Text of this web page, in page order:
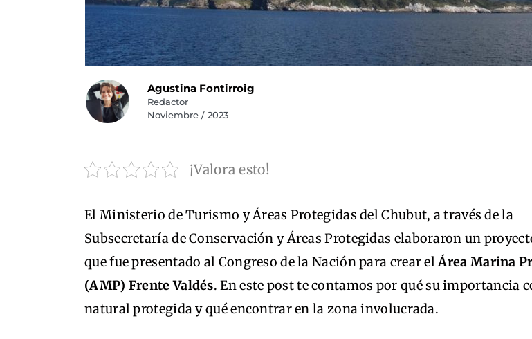
Agustina Fontirroig
Redactor
Noviembre / 2023
¡Valora esto!
El Ministerio de Turismo y Áreas Protegidas del Chubut, a través de la
Subsecretaría de Conservación y Áreas Protegidas elaboraron un
que fue presentado al Congreso de la Nación para crear elÁrea Marina
(AMP) Frente Valdés. En este post te contamos por qué su importancia
natural protegida y qué encontrar en la zona involucrada.